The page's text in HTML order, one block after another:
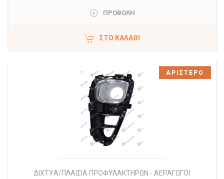
ΠΡΟΒΟΛΗ
ΣΤΟ ΚΑΛΆΘΙ
ΔΙΧΤYΑ/ΠΛΑΙΣΙΑ ΠΡΟΦΥΛΑΚΤΗΡΩΝ - ΑΕΡΑΓΩΓΟΙ
ΑΡΙΣΤΕΡΟ